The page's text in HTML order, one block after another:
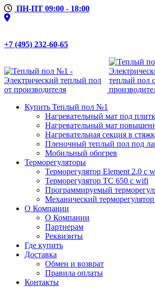
ПН-ПТ 09:00 - 18:00
+7 (495) 232-60-65
Купить Теплый пол №1
Нагревательный мат под
Нагревательный мат
Нагревательная секция в
Пленочный теплый пол под
Мобильный обогрев
Терморегуляторы
Терморегулятор Element 2.0 с
Терморегулятор ТС 650 с wifi
Программируемый
Механический
О Компании
О Компании
Партнерам
Реквизиты
Где купить
Доставка
Обмен и возврат
Правила оплаты
Контакты